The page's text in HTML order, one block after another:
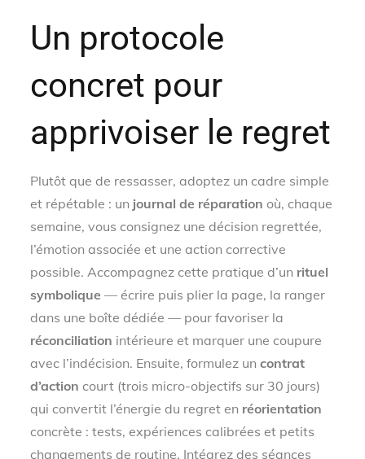
Un protocole
concret pour
apprivoiser le regret
Plutôt que de ressasser, adoptez un cadre simple
et répétable : un journal de réparation où, chaque
semaine, vous consignez une décision regrettée,
l’émotion associée et une action corrective
possible. Accompagnez cette pratique d’un rituel
symbolique — écrire puis plier la page, la ranger
dans une boîte dédiée — pour favoriser la
réconciliation intérieure et marquer une coupure
avec l’indécision. Ensuite, formulez uncontrat
d’action court (trois micro-objectifs sur 30 jours)
qui convertit l’énergie du regret en réorientation
concrète : tests, expériences calibrées et petits
changements de routine. Intégrez des séances